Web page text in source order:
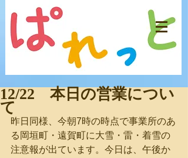
12/22 本日の営業につい
て
昨日同様、今朝7時の時点で事業所のあ
る岡垣町・遠賀町に大雪・雷・着雪の
注意報が出ています。今日は、午後か